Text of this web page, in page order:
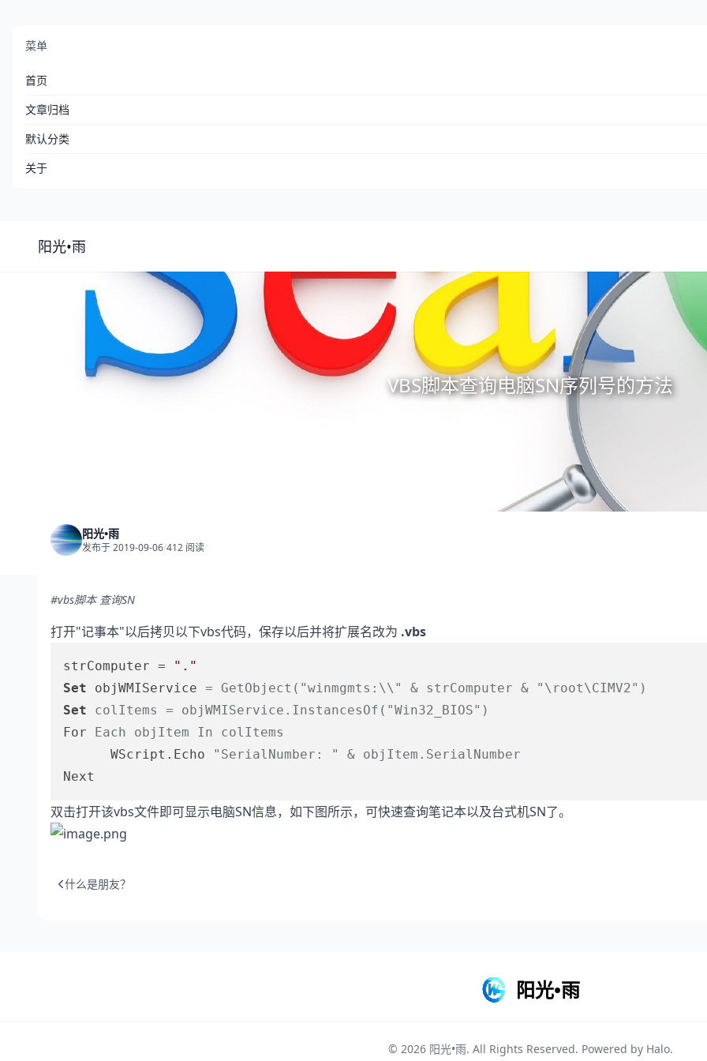
阳光•雨
菜单
首页
文章归档
默认分类
关于
VBS脚本查询电脑SN序列号的方法
阳光•雨
发布于 2019-09-06/412 阅读
#vbs脚本 查询SN
打开"记事本"以后拷贝以下vbs代码，保存以后并将扩展名改为 .vbs
strComputer =
"."
Set objWMIService = GetObject( "winmgmts:\\" & strComputer & "\root\CIMV2" )
Set
colItems = objWMIService.InstancesOf( "Win32_BIOS" )
For Each objItem In colItems
      WScript.Echo
"SerialNumber: "
& objItem.SerialNumber
双击打开该vbs文件即可显示电脑SN信息，如下图所示，可快速查询笔记本以及台式机SN了。
什么是朋友？
阳光•雨
© 2026 阳光•雨. All Rights Reserved. Powered by Halo.